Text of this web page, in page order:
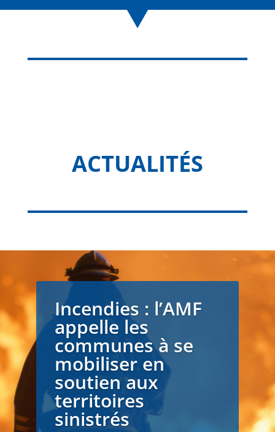
ACTUALITÉS
Incendies : l’AMF
appelle les
communes à se
mobiliser en
soutien aux
territoires
sinistrés